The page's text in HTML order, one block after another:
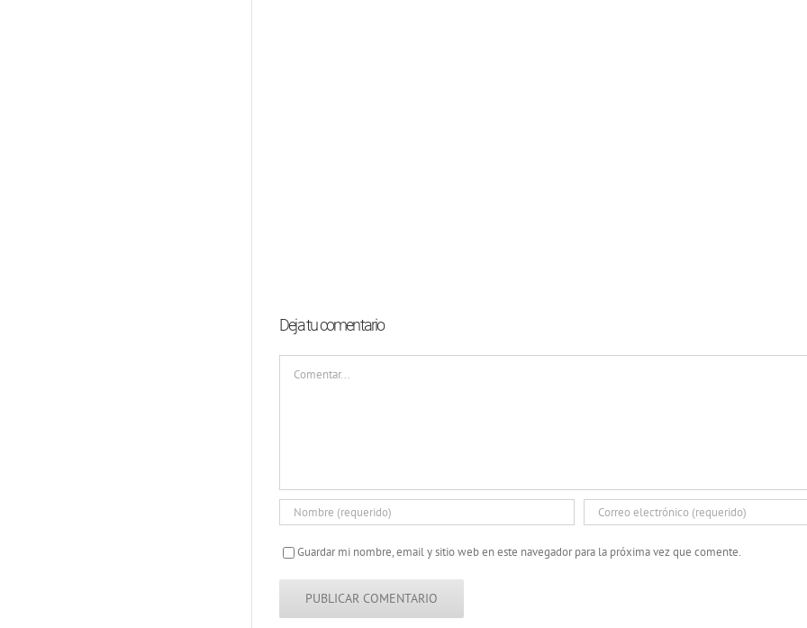
Deja tu comentario
Guardar mi nombre, email y sitio web en este navegador para la próxima vez que comente.